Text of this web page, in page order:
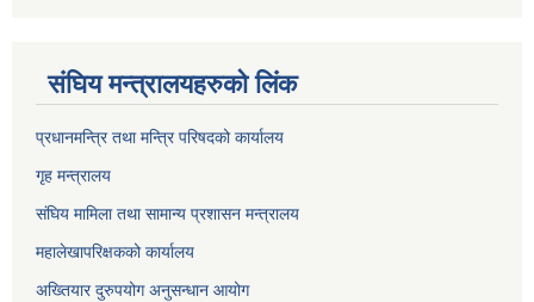
संघिय मन्त्र‍ालयहरुको लिंक
प्रधानमन्त्रि तथा मन्त्रि परिषदको कार्यालय
गृह मन्त्रालय
संघिय मामिला तथा सामान्य प्रशासन मन्त्रालय
महालेखापरिक्षकको कार्यालय
अख्तियार दुरुपयोग अनुसन्धान आयोग